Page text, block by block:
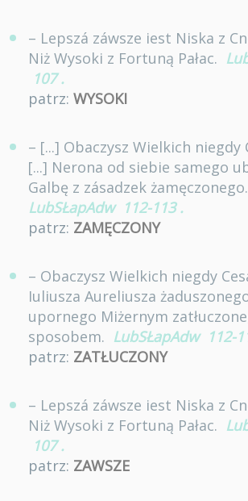
– Lepszá záwsze iest Niska z
Niż Wysoki z Fortuną Pałac.
107 .
patrz: WYSOKI
– [...] Obaczysz Wielkich niegdy
[...] Nerona od siebie samego
Galbę z zásadzek żamęczonego.
LubSŁapAdw 112-113 .
patrz: ZAMĘCZONY
– Obaczysz Wielkich niegdy
Iuliusza Aureliusza
upornego Miżernym
sposobem. LubSŁapAdw 112-
patrz: ZATŁUCZONY
– Lepszá záwsze iest Niska z
Niż Wysoki z Fortuną Pałac.
107 .
patrz: ZAWSZE